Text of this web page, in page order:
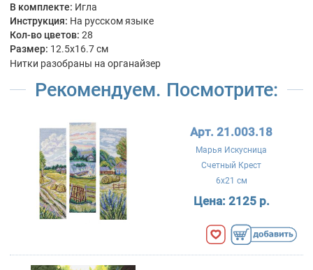
В комплекте: Игла
Инструкция: На русском языке
Кол-во цветов: 28
Размер: 12.5x16.7 см
Нитки разобраны на органайзер
Рекомендуем. Посмотрите:
Арт. 21.003.18
Марья Искусница
Счетный Крест
6x21 см
Цена: 2125 р.